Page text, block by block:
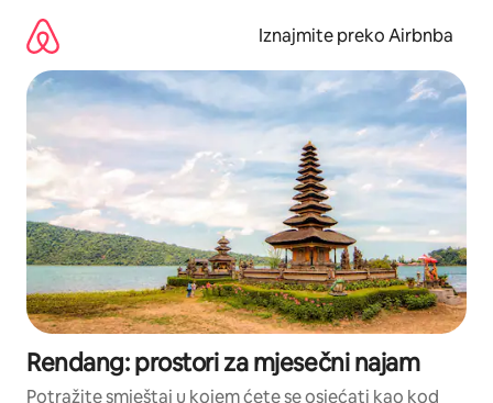
sadržaj
Iznajmite preko Airbnba
Rendang: prostori za mjesečni najam
Potražite smještaj u kojem ćete se osjećati kao kod